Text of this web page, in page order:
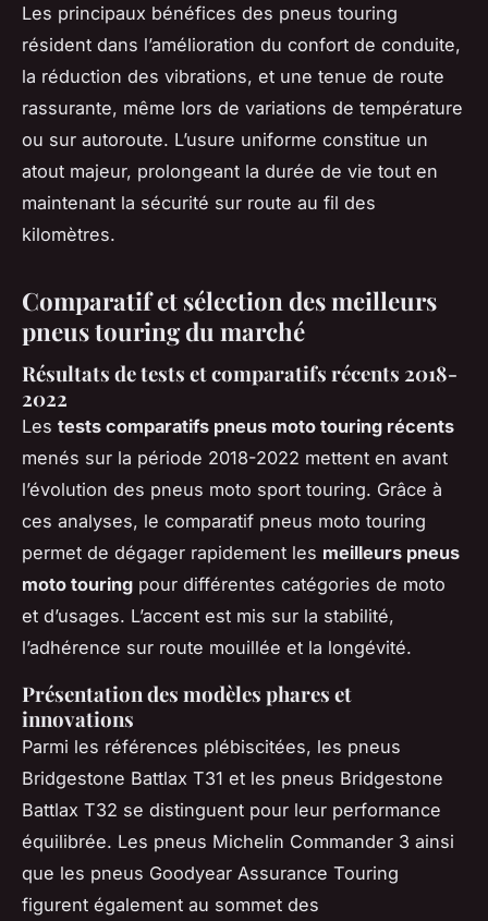
Les principaux bénéfices des pneus touring
résident dans l’amélioration du confort de conduite,
la réduction des vibrations, et une tenue de route
rassurante, même lors de variations de température
ou sur autoroute. L’usure uniforme constitue un
atout majeur, prolongeant la durée de vie tout en
maintenant la sécurité sur route au fil des
kilomètres.
Comparatif et sélection des meilleurs
pneus touring du marché
Résultats de tests et comparatifs récents 2018-
2022
Les tests comparatifs pneus moto touring récents
menés sur la période 2018-2022 mettent en avant
l’évolution des pneus moto sport touring. Grâce à
ces analyses, le comparatif pneus moto touring
permet de dégager rapidement les meilleurs pneus
moto touring pour différentes catégories de moto
et d’usages. L’accent est mis sur la stabilité,
l’adhérence sur route mouillée et la longévité.
Présentation des modèles phares et
innovations
Parmi les références plébiscitées, les pneus
Bridgestone Battlax T31 et les pneus Bridgestone
Battlax T32 se distinguent pour leur performance
équilibrée. Les pneus Michelin Commander 3 ainsi
que les pneus Goodyear Assurance Touring
figurent également au sommet des